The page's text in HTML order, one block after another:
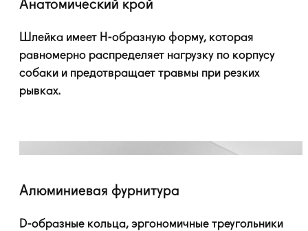
Анатомический крой
Шлейка имеет H-образную форму, которая
равномерно распределяет нагрузку по корпусу
собаки и предотвращает травмы при резких
рывках.
Алюминиевая фурнитура
D-образные кольца, эргономичные треугольники